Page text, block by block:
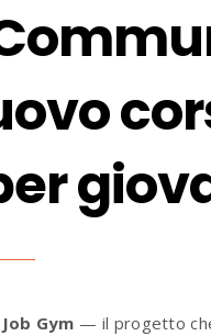
Gym — il progetto